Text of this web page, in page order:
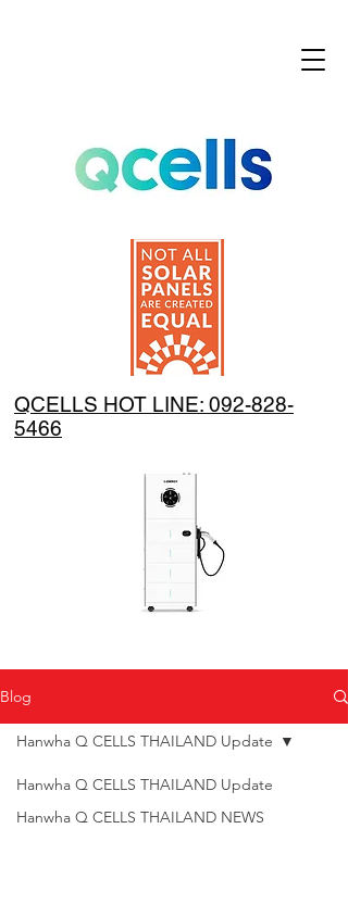
QCELLS HOT LINE: 092-828-
5466
Blog
Hanwha Q CELLS THAILAND Update
Hanwha Q CELLS THAILAND NEWS
Hanwha Q CELLS THAILAND Update